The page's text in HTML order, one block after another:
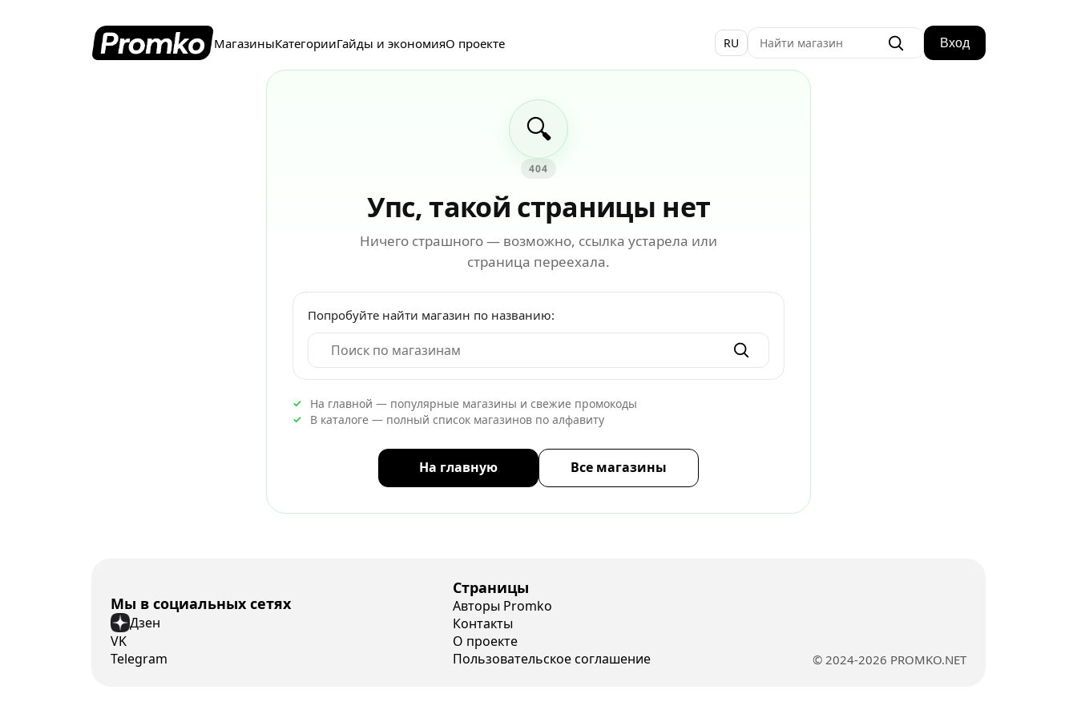
МагазиныКатегорииГайды и экономияО проекте RU Вход
🔍
404
Упс, такой страницы нет
Ничего страшного — возможно, ссылка устарела или
страница переехала.
Попробуйте найти магазин по названию:
На главной — популярные магазины и свежие промокоды
В каталоге — полный список магазинов по алфавиту
На главную Все магазины
Мы в социальных сетях
Дзен
VK
Telegram
Страницы
Авторы Promko
Контакты
О проекте
Пользовательское соглашение
© 2024-2026 PROMKO.NET